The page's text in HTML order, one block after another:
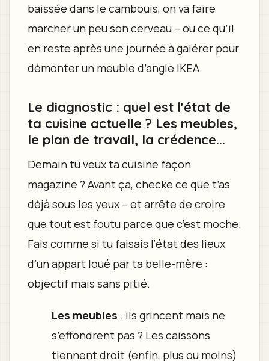
baissée dans le cambouis, on va faire
marcher un peu son cerveau – ou ce qu’il
en reste après une journée à galérer pour
démonter un meuble d’angle IKEA.
Le diagnostic : quel est l'état de
ta cuisine actuelle ? Les meubles,
le plan de travail, la crédence...
Demain tu veux ta cuisine façon
magazine ? Avant ça, checke ce que t’as
déjà sous les yeux – et arrête de croire
que tout est foutu parce que c’est moche.
Fais comme si tu faisais l’état des lieux
d’un appart loué par ta belle-mère :
objectif mais sans pitié.
Les meubles : ils grincent mais ne
s’effondrent pas ? Les caissons
tiennent droit (enfin, plus ou moins)